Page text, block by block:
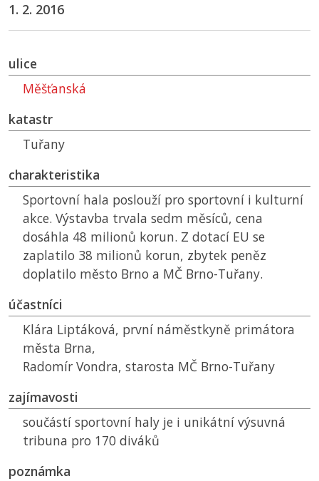
1. 2. 2016
ulice
Měšťanská
katastr
Tuřany
charakteristika
Sportovní hala poslouží pro sportovní i kulturní
akce. Výstavba trvala sedm měsíců, cena
dosáhla 48 milionů korun. Z dotací EU se
zaplatilo 38 milionů korun, zbytek peněz
doplatilo město Brno a MČ Brno-Tuřany.
účastníci
Klára Liptáková, první náměstkyně primátora
města Brna,
Radomír Vondra, starosta MČ Brno-Tuřany
zajímavosti
součástí sportovní haly je i unikátní výsuvná
tribuna pro 170 diváků
poznámka